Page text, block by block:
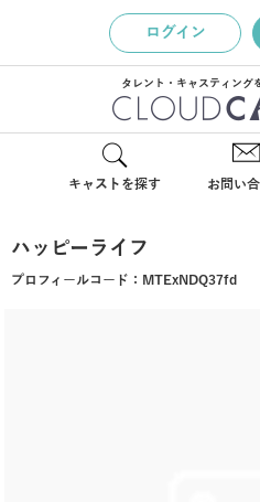
ログイン
タレント・キャスティング
キャストを探す お問い
ハッピーライフ
プロフィールコード： MTExNDQ37fd